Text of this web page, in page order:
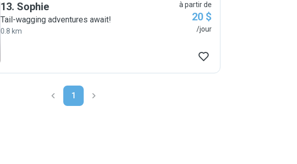
13. Sophie
Tail-wagging adventures await!
0.8 km
à partir de
20 $
/jour
1